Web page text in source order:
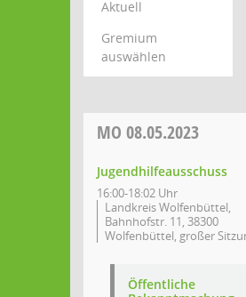
Aktuell
Gremium
auswählen
MO 08.05.2023
Jugendhilfeausschuss
16:00-18:02 Uhr
Landkreis Wolfenbüttel,
Bahnhofstr. 11, 38300
Wolfenbüttel, großer
Öffentliche